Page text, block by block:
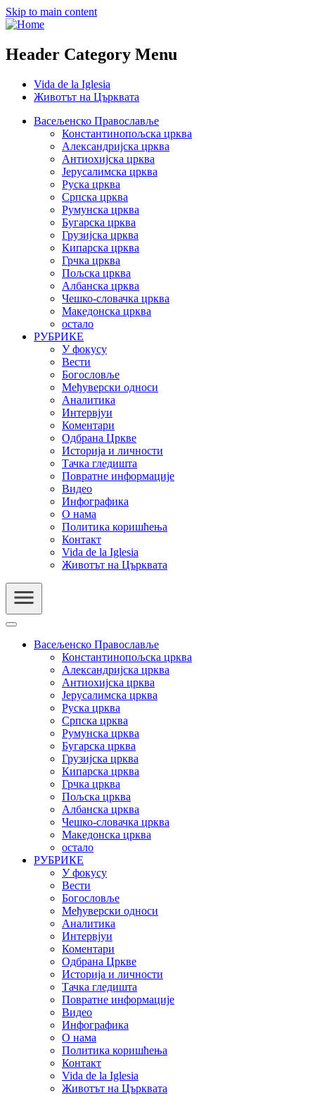
Skip to main content
Header Category Menu
Vida de la Iglesia
Животът на Църквата
Васељенско Православље
Константинопољска црква
Александријска црква
Антиохијска црква
Јерусалимска црква
Руска црква
Српска црква
Румунска црква
Бугарска црква
Грузијска црква
Кипарска црква
Грчка црква
Пољска црква
Албанска црква
Чешко-словачка црква
Македонска црква
остало
РУБРИКЕ
У фокусу
Вести
Богословље
Међуверски односи
Аналитика
Интервјуи
Коментари
Одбрана Цркве
Историја и личности
Тачка гледишта
Повратне информације
Видео
Инфографика
О нама
Политика коришћења
Контакт
Vida de la Iglesia
Животът на Църквата
Васељенско Православље
Константинопољска црква
Александријска црква
Антиохијска црква
Јерусалимска црква
Руска црква
Српска црква
Румунска црква
Бугарска црква
Грузијска црква
Кипарска црква
Грчка црква
Пољска црква
Албанска црква
Чешко-словачка црква
Македонска црква
остало
РУБРИКЕ
У фокусу
Вести
Богословље
Међуверски односи
Аналитика
Интервјуи
Коментари
Одбрана Цркве
Историја и личности
Тачка гледишта
Повратне информације
Видео
Инфографика
О нама
Политика коришћења
Контакт
Vida de la Iglesia
Животът на Църквата